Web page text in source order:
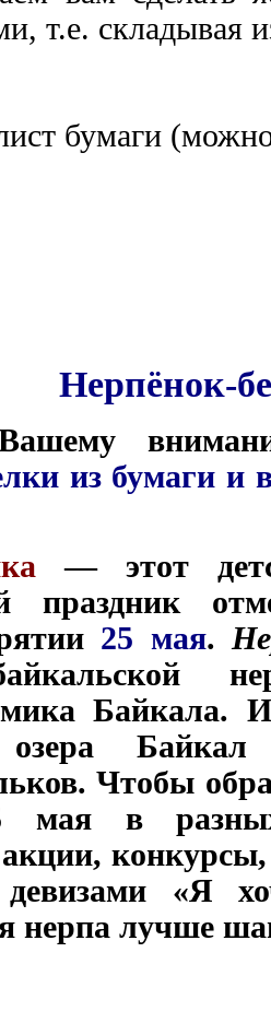
т.е. складывая
бумаги (можно
Нерпёнок-
Вашему
из бумаги
— этот
праздник
25 мая.
Байкала.
озера Байкал
Чтобы
мая в
акции,
девизами «Я
нерпа лучше